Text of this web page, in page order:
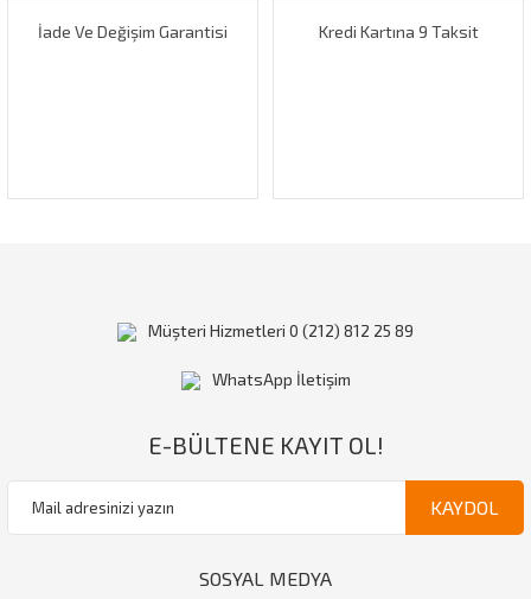
İade Ve Değişim Garantisi Kredi Kartına 9 Taksit
Müşteri Hizmetleri 0 (212) 812 25 89
WhatsApp İletişim
E-BÜLTENE KAYIT OL!
KAYDOL
SOSYAL MEDYA